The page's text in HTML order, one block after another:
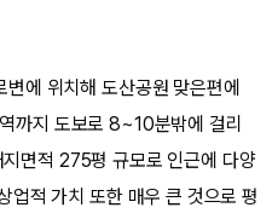
에 위치해 도산공원 맞은편에
까지 도보로 8~10분밖에 걸리
면적 275평 규모로 인근에 다양
업적 가치 또한 매우 큰 것으로 평